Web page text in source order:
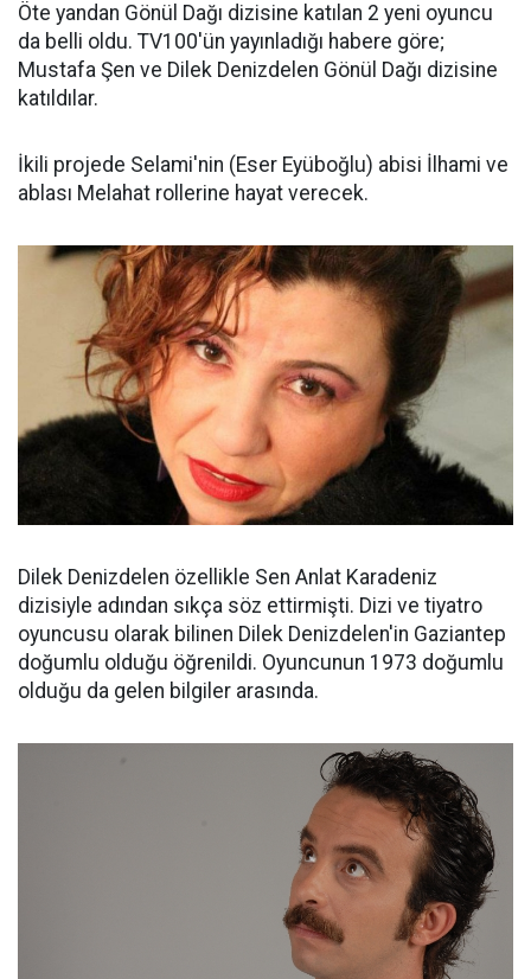
Öte yandan Gönül Dağı dizisine katılan 2 yeni oyuncu
da belli oldu. TV100'ün yayınladığı habere göre;
Mustafa Şen ve Dilek Denizdelen Gönül Dağı dizisine
katıldılar.
İkili projede Selami'nin (Eser Eyüboğlu) abisi İlhami ve
ablası Melahat rollerine hayat verecek.
Dilek Denizdelen özellikle Sen Anlat Karadeniz
dizisiyle adından sıkça söz ettirmişti. Dizi ve tiyatro
oyuncusu olarak bilinen Dilek Denizdelen'in Gaziantep
doğumlu olduğu öğrenildi. Oyuncunun 1973 doğumlu
olduğu da gelen bilgiler arasında.